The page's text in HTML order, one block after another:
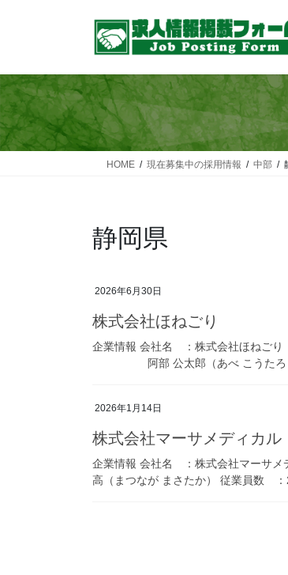
ツ
へ
ス
キ
シ
ョ
ン
に
HOME 現在募集中の採用情報 中部
静岡県
2026年6月30日
株式会社ほねごり
企業情報 会社名 ：株式会社ほね
阿部 公太郎（あべ こうたろう
2026年1月14日
株式会社マーサメディカル
企業情報 会社名 ：株式会社マー
高（まつなが まさたか） 従業員数